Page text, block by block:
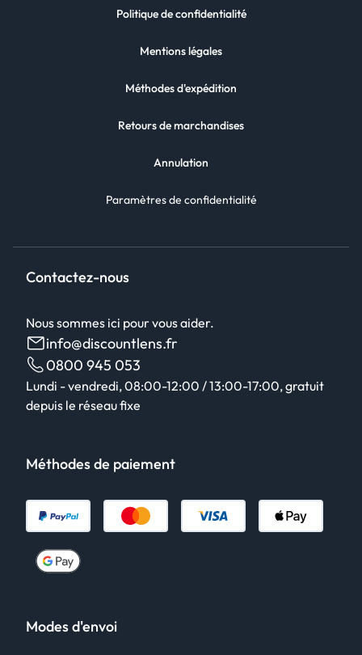
Politique de confidentialité
Mentions légales
Méthodes d'expédition
Retours de marchandises
Annulation
Paramètres de confidentialité
Contactez-nous
Nous sommes ici pour vous aider.
info@discountlens.fr
0800 945 053
Lundi - vendredi, 08:00-12:00 / 13:00-17:00, gratuit
depuis le réseau fixe
Méthodes de paiement
Modes d'envoi